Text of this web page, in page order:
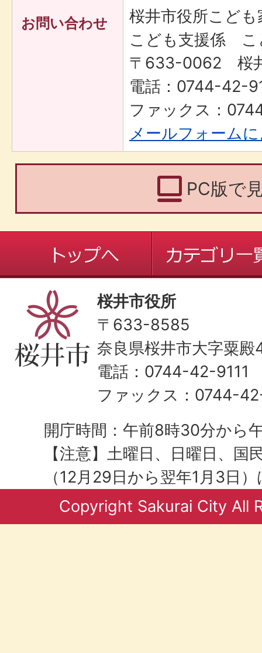
お問い合わせ
桜井市役所こど
こども支援係 こ
〒633-0062 桜
電話：0744-42-
ファックス：
メールフォーム
PC版で
桜井市役所
〒633-8585
奈良県桜井市大字粟
電話：0744-42-9111
ファックス：0744-
開庁時間：午前8時30分から
【注意】土曜日、日曜日、国
（12月29日から翌年1月3日
Copyright Sakurai City All